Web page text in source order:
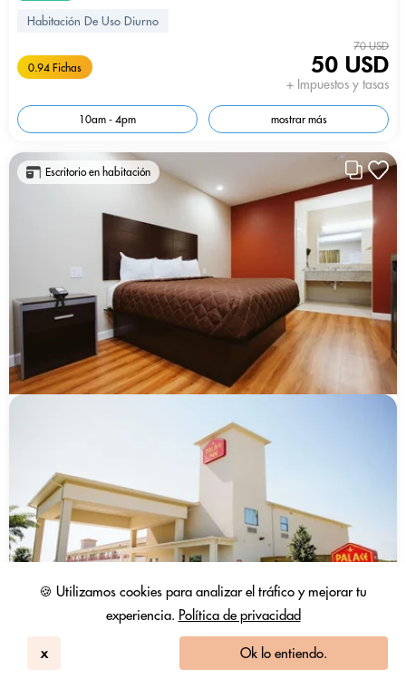
🍪 Utilizamos cookies para analizar el tráfico y mejorar tu
experiencia. Política de privacidad
x Ok lo entiendo.
Habitación De Uso Diurno
0.94 Fichas
70 USD
50 USD
+ Impuestos y tasas
10am - 4pm mostrar más
Escritorio en habitación